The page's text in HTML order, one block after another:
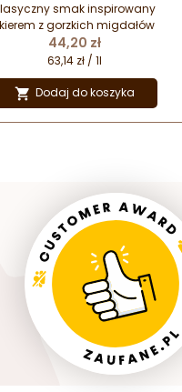
smak inspirowany
z gorzkich migdałów
Cena
44,20 zł
63,14 zł / 1l
 Dodaj do koszyka